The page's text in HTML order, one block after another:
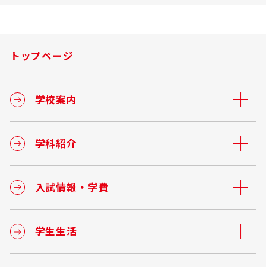
トップページ
学校案内
学科紹介
入試情報・学費
学生生活